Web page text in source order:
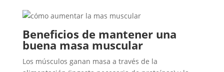
Beneficios de mantener una
buena masa muscular
Los músculos ganan masa a través de la